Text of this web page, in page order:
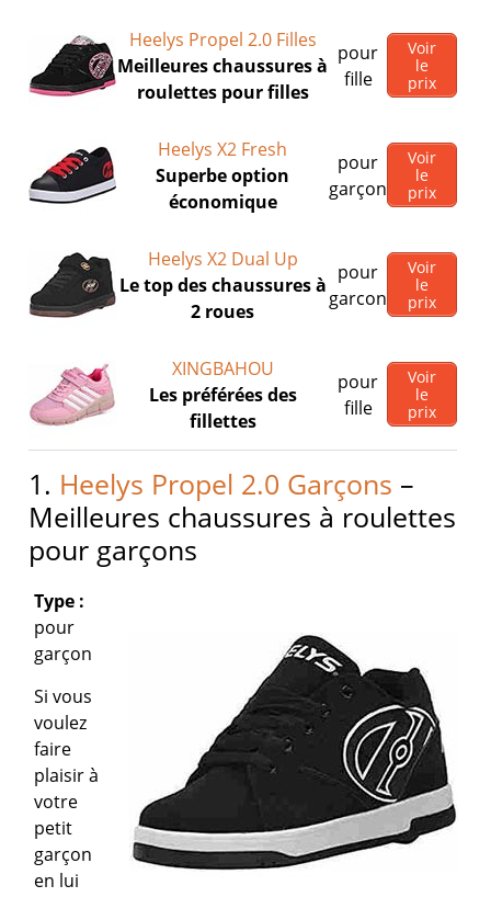
Heelys Propel 2.0 Filles
Meilleures chaussures à
roulettes pour filles
pour
fille
Voir
le
prix
Heelys X2 Fresh
Superbe option
économique
pour
garçon
Voir
le
prix
Heelys X2 Dual Up
Le top des chaussures à
2 roues
pour
garcon
Voir
le
prix
XINGBAHOU
Les préférées des
fillettes
pour
fille
Voir
le
prix
1. Heelys Propel 2.0 Garçons –
Meilleures chaussures à roulettes
pour garçons
Type :
pour
garçon
Si vous
voulez
faire
plaisir à
votre
petit
garçon
en lui